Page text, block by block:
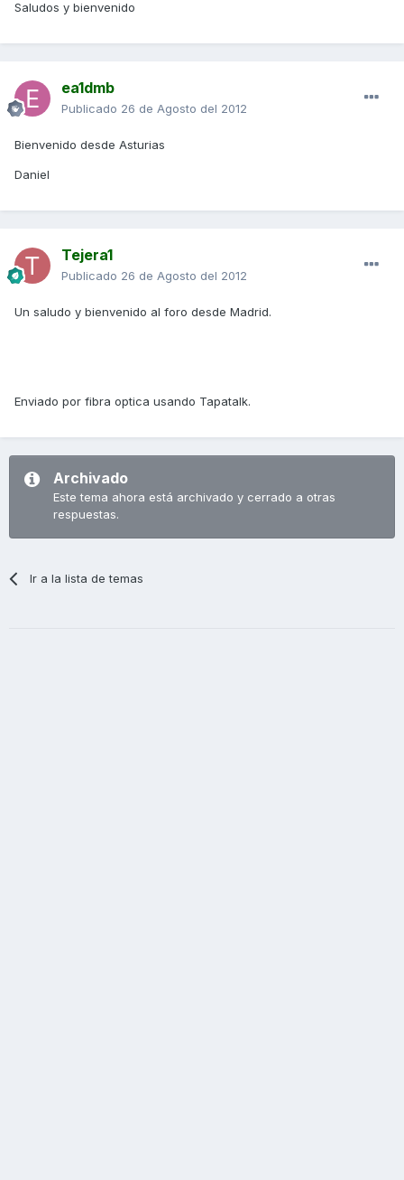
Saludos y bienvenido
ea1dmb
Publicado 26 de Agosto del 2012
Bienvenido desde Asturias
Daniel
Tejera1
Publicado 26 de Agosto del 2012
Un saludo y bienvenido al foro desde Madrid.
Enviado por fibra optica usando Tapatalk.
Archivado
Este tema ahora está archivado y cerrado a otras
respuestas.
Ir a la lista de temas